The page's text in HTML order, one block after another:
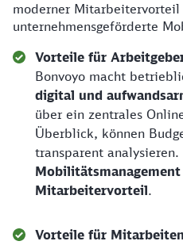
moderner
unternehmensgeförderte
Vorteile für
Bonvoyo macht
digital und
über ein zentrales
Überblick, können
transparent analysieren.
Mobilitätsmanagement
Mitarbeitervorteil.
Vorteile für